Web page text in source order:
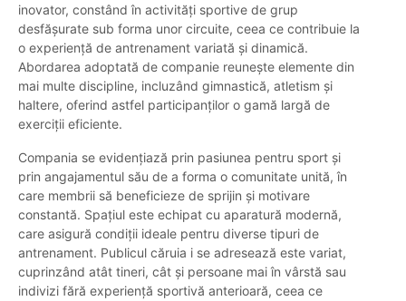
inovator, constând în activități sportive de grup
desfășurate sub forma unor circuite, ceea ce contribuie la
o experiență de antrenament variată și dinamică.
Abordarea adoptată de companie reunește elemente din
mai multe discipline, incluzând gimnastică, atletism și
haltere, oferind astfel participanților o gamă largă de
exerciții eficiente.
Compania se evidențiază prin pasiunea pentru sport și
prin angajamentul său de a forma o comunitate unită, în
care membrii să beneficieze de sprijin și motivare
constantă. Spațiul este echipat cu aparatură modernă,
care asigură condiții ideale pentru diverse tipuri de
antrenament. Publicul căruia i se adresează este variat,
cuprinzând atât tineri, cât și persoane mai în vârstă sau
indivizi fără experiență sportivă anterioară, ceea ce